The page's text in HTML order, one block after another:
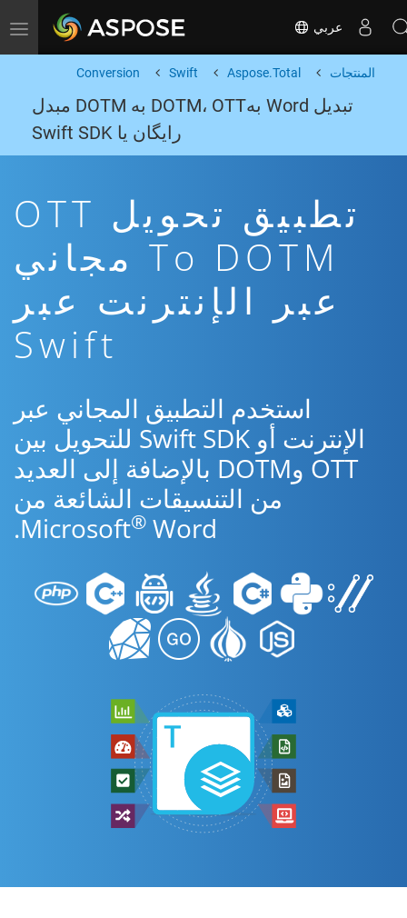
Toggle navigation عربي
المنتجات Aspose.Total
Swift
Conversion
تبدیل Word بهDOTM، OTT به DOTM مبدل
رایگان یا Swift SDK
تطبيق تحويل OTT
To DOTM مجاني
عبر الإنترنت عبر
Swift
استخدم التطبيق المجاني عبر
الإنترنت أو Swift SDK للتحويل بين
OTT وDOTM بالإضافة إلى العديد
من التنسيقات الشائعة من
Microsoft® Word.